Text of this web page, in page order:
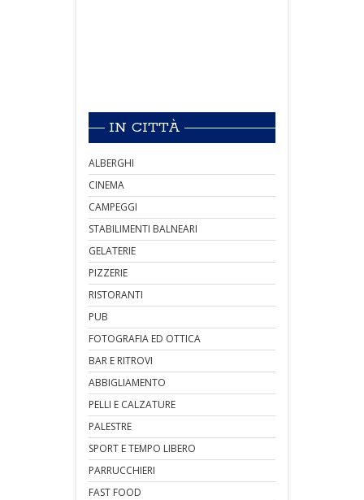
IN CITTÀ
ALBERGHI
CINEMA
CAMPEGGI
STABILIMENTI BALNEARI
GELATERIE
PIZZERIE
RISTORANTI
PUB
FOTOGRAFIA ED OTTICA
BAR E RITROVI
ABBIGLIAMENTO
PELLI E CALZATURE
PALESTRE
SPORT E TEMPO LIBERO
PARRUCCHIERI
FAST FOOD